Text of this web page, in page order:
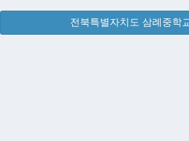
전북특별자치도 삼례중학